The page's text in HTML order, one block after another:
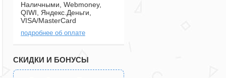
Наличными, Webmoney,
QIWI, Яндекс.Деньги,
VISA/MasterCard
подробнее об оплате
СКИДКИ И БОНУСЫ